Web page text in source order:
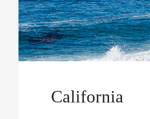
California